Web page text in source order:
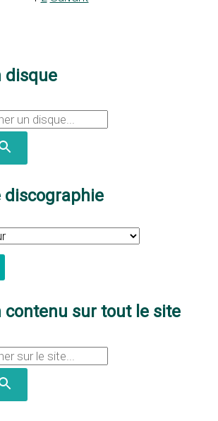
disque
contenu sur tout le site